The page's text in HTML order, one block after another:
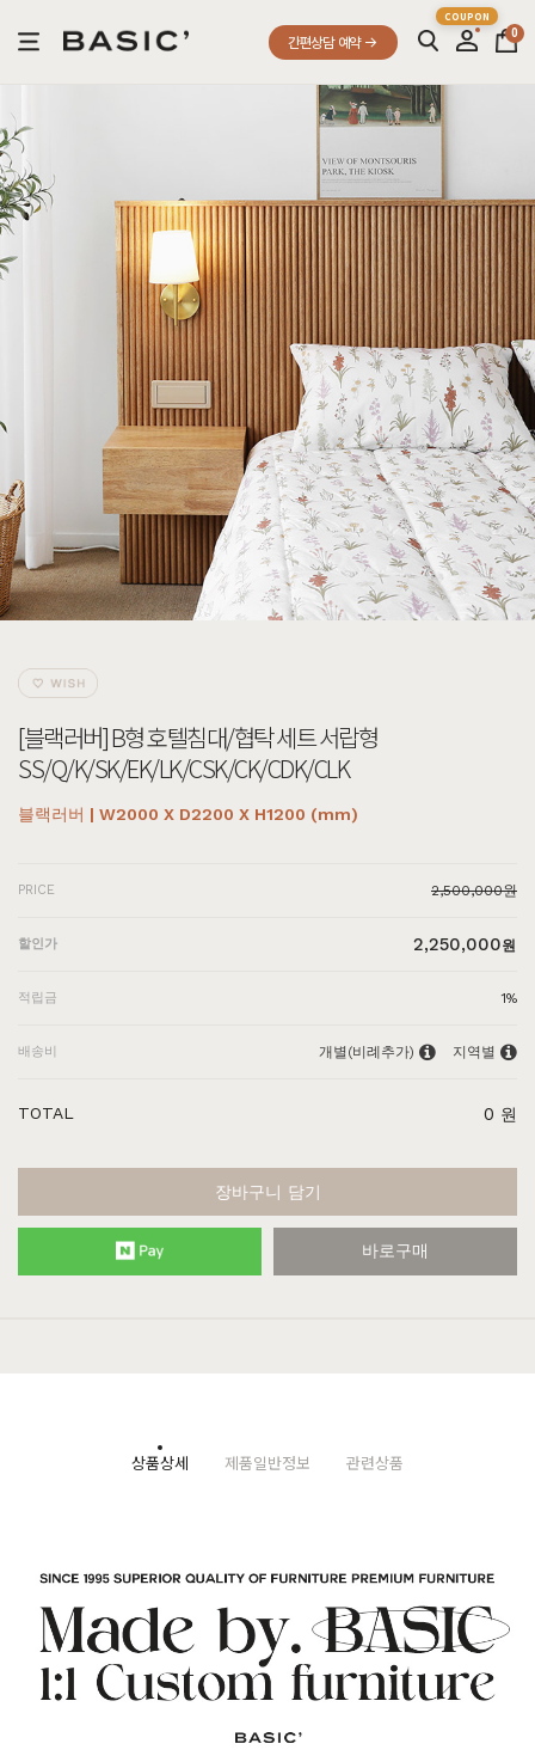
간편상담 예약
0
[블랙러버] B형 호텔침대/협탁 세트 서랍형
SS/Q/K/SK/EK/LK/CSK/CK/CDK/CLK
블랙러버 | W2000 X D2200 X H1200 (mm)
PRICE 2,500,000원
할인가 2,250,000원
적립금 1%
배송비 개별(비례추가) 지역별
TOTAL 0 원
장바구니 담기
바로구매
상품상세 제품일반정보 관련상품